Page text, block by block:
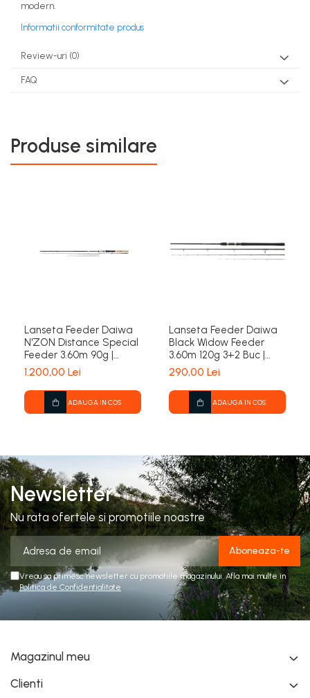
modern.
Informatii conformitate produs
Review-uri (0)
FAQ
Produse similare
Lanseta Feeder Daiwa
N'ZON Distance Special
Feeder 3.60m 90g |
Daiwa
1.200,00 Lei
ADAUGA IN COS
Lanseta Feeder Daiwa
Black Widow Feeder
3.60m 120g 3+2 Buc |
Daiwa
290,00 Lei
ADAUGA IN COS
Newsletter
Nu rata ofertele si promotiile noastre
Vreau sa primesc newsletter cu promotiile magazinului. Afla mai multe in
Politica de Confidentialitate
Magazinul meu
Clienti